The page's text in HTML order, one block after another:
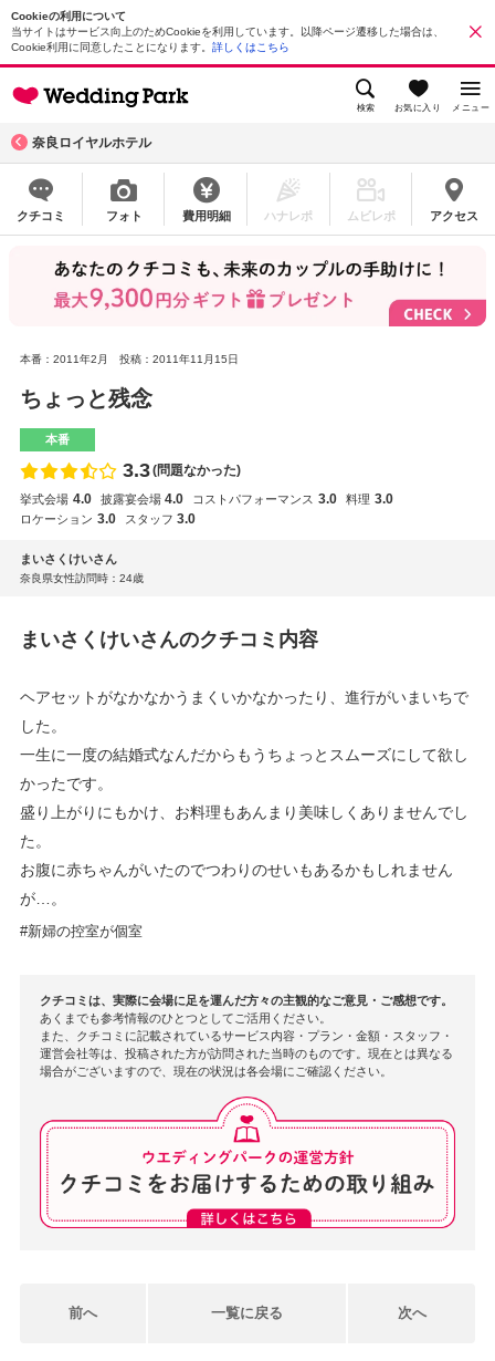
Cookieの利用について
当サイトはサービス向上のためCookieを利用しています。以降ページ遷移した場合は、
Cookie利用に同意したことになります。 詳しくはこちら
検索 お気に入り メニュー
奈良ロイヤルホテル
クチコミ フォト 費用明細 ハナレポ ムビレポ アクセス
本番：2011年2月 投稿：2011年11月15日
ちょっと残念
本番
3.3(問題なかった)
挙式会場 4.0 披露宴会場 4.0 コストパフォーマンス 3.0 料理 3.0
ロケーション 3.0 スタッフ 3.0
まいさくけいさん
奈良県女性訪問時：24歳
まいさくけいさんのクチコミ内容
ヘアセットがなかなかうまくいかなかったり、進行がいまいちで
した。
一生に一度の結婚式なんだからもうちょっとスムーズにして欲し
かったです。
盛り上がりにもかけ、お料理もあんまり美味しくありませんでし
た。
お腹に赤ちゃんがいたのでつわりのせいもあるかもしれません
が…。
新婦の控室が個室
クチコミは、実際に会場に足を運んだ方々の主観的なご意見・ご感想です。
あくまでも参考情報のひとつとしてご活用ください。
また、クチコミに記載されているサービス内容・プラン・金額・スタッフ・
運営会社等は、投稿された方が訪問された当時のものです。現在とは異なる
場合がございますので、現在の状況は各会場にご確認ください。
前へ 一覧に戻る 次へ